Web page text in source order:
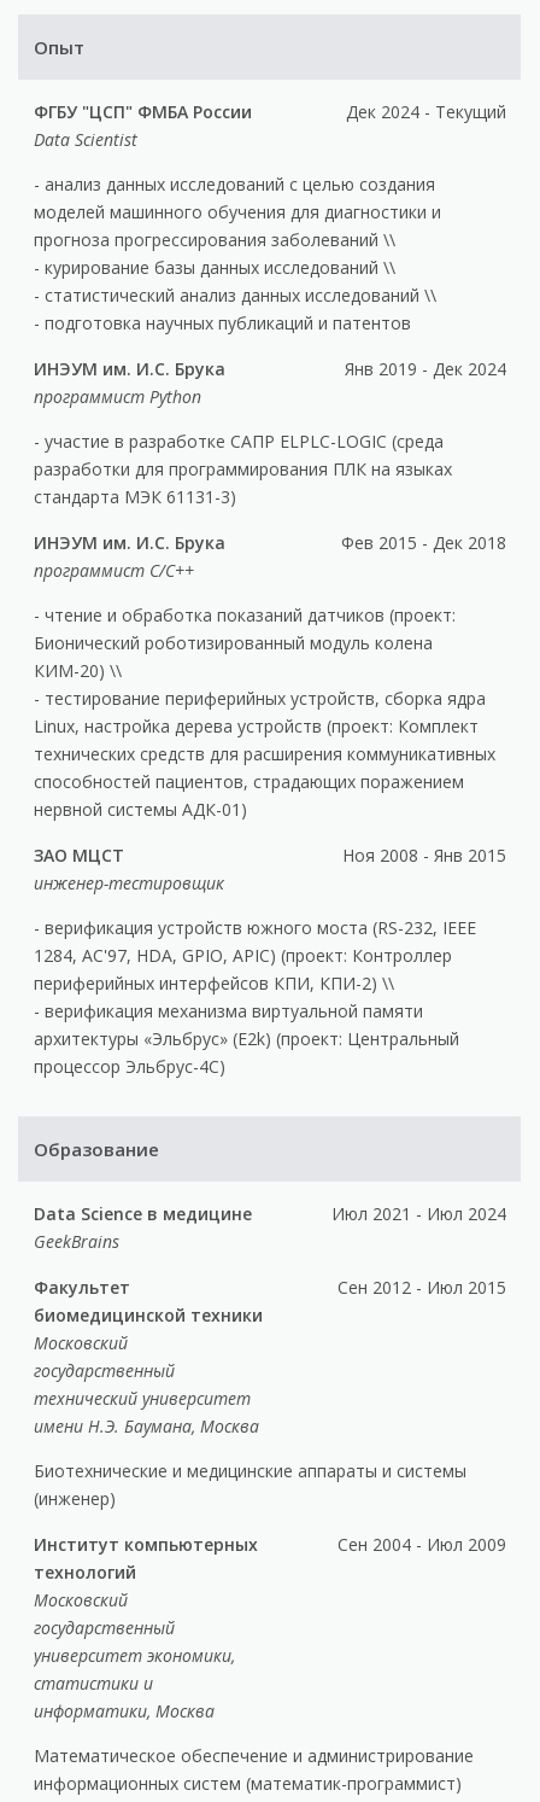
Опыт
ФГБУ "ЦСП" ФМБА России
Data Scientist
Дек 2024 - Текущий
- анализ данных исследований с целью создания
моделей машинного обучения для диагностики и
прогноза прогрессирования заболеваний \\
- курирование базы данных исследований \\
- статистический анализ данных исследований \\
- подготовка научных публикаций и патентов
ИНЭУМ им. И.С. Брука
программист Python
Янв 2019 - Дек 2024
- участие в разработке САПР ELPLC-LOGIC (среда
разработки для программирования ПЛК на языках
стандарта МЭК 61131-3)
ИНЭУМ им. И.С. Брука
программист C/С++
Фев 2015 - Дек 2018
- чтение и обработка показаний датчиков (проект:
Бионический роботизированный модуль колена
КИМ-20) \\
- тестирование периферийных устройств, сборка ядра
Linux, настройка дерева устройств (проект: Комплект
технических средств для расширения коммуникативных
способностей пациентов, страдающих поражением
нервной системы АДК-01)
ЗАО МЦСТ
инженер-тестировщик
Ноя 2008 - Янв 2015
- верификация устройств южного моста (RS-232, IEEE
1284, AC'97, HDA, GPIO, APIC) (проект: Контроллер
периферийных интерфейсов КПИ, КПИ-2) \\
- верификация механизма виртуальной памяти
архитектуры «Эльбрус» (E2k) (проект: Центральный
процессор Эльбрус-4C)
Образование
Data Science в медицине
GeekBrains
Июл 2021 - Июл 2024
Факультет
биомедицинской техники
Московский
государственный
технический университет
имени Н.Э. Баумана, Москва
Сен 2012 - Июл 2015
Биотехнические и медицинские аппараты и системы
(инженер)
Институт компьютерных
технологий
Московский
государственный
университет экономики,
статистики и
информатики, Москва
Сен 2004 - Июл 2009
Математическое обеспечение и администрирование
информационных систем (математик-программист)